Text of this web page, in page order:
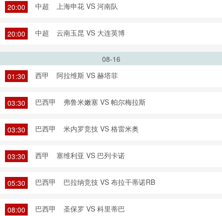
20:00 中超 上海申花 VS 河南队
20:00 中超 云南玉昆 VS 大连英博
08-16
01:30
西甲 阿拉维斯 VS 赫塔菲
03:30 巴西甲 弗鲁米嫩塞 VS 帕尔梅拉斯
03:30 巴西甲 米内罗竞技 VS 格雷米奥
03:30 西甲 塞维利亚 VS 巴列卡诺
05:30 巴西甲 巴拉纳竞技 VS 布拉干蒂诺RB
08:00 巴西甲 圣保罗 VS 科里蒂巴